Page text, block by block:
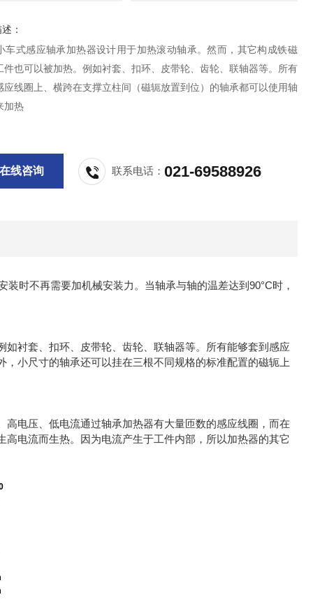
：
车式感应轴承加热器设计用于加热滚动轴承。然而，其它构成铁磁
件也可以被加热。例如衬套、扣环、皮带轮、齿轮、联轴器等。所有
应线圈上、横跨在支撑立柱间（磁轭放置到位）的轴承都可以使用轴
加热
在线咨询 联系电话：021-69588926
时不再需要加机械安装力。当轴承与轴的温差达到90°C时，
衬套、扣环、皮带轮、齿轮、联轴器等。所有能够套到感应
小尺寸的轴承还可以挂在三根不同规格的标准配置的磁轭上
电压、低电流通过轴承加热器有大量匝数的感应线圈，而在
电流而生热。因为电流产生于工件内部，所以加热器的其它